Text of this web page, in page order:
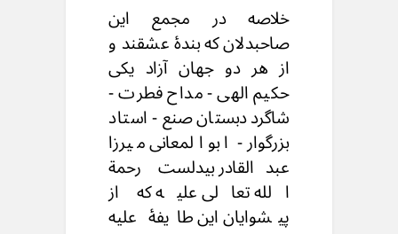
خلاصه در مجمع این
صاحبدلان که بندۀ عشقند و
از هر دو جهان آزاد یکی
حکیم الهی - مداح فطرت -
شاگرد دبستان صنع - استاد
بزرگوار - ابو المعانی میرزا
عبدالقادر بیدلست رحمة
الله تعالى علیه که از
پیشوایان این طایفۀ علیه